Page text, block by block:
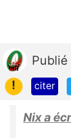
Publié
!
citer
Nix a